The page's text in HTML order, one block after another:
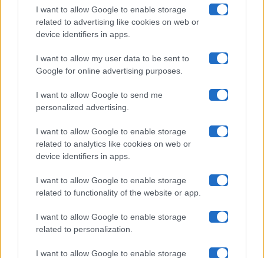
I want to allow Google to enable storage
related to advertising like cookies on web or
device identifiers in apps.
I want to allow my user data to be sent to
Google for online advertising purposes.
I want to allow Google to send me
personalized advertising.
I want to allow Google to enable storage
related to analytics like cookies on web or
device identifiers in apps.
I want to allow Google to enable storage
related to functionality of the website or app.
I want to allow Google to enable storage
related to personalization.
I want to allow Google to enable storage
Uomini E Donne
Maste S.r.l.
Chi siamo
Collabora con noi
Contatti
Privacy Policy
Cookie Policy